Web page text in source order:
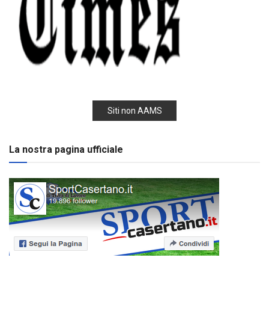
Siti non AAMS
La nostra pagina ufficiale